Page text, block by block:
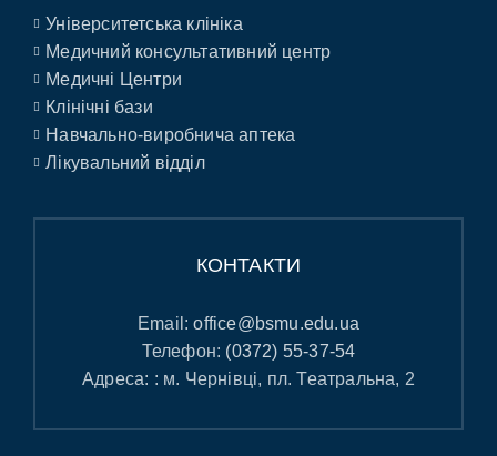
Університетська клініка
Медичний консультативний центр
Медичні Центри
Клінічні бази
Навчально-виробнича аптека
Лікувальний відділ
КОНТАКТИ
Email:office@bsmu.edu.ua
Телефон: (0372) 55-37-54
Адреса: : м. Чернівці, пл. Театральна, 2